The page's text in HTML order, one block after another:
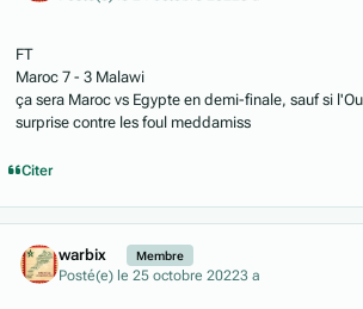
FT
Maroc 7 - 3 Malawi
ça sera Maroc vs Egypte en demi-finale, sauf si
surprise contre les foul meddamiss
Citer
warbix Membre
Posté(e) le 25 octobre 20223 a